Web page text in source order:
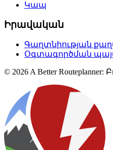
Կապ
Իրավական
Գաղտնիության
Օգտագործման
© 2026 A Better